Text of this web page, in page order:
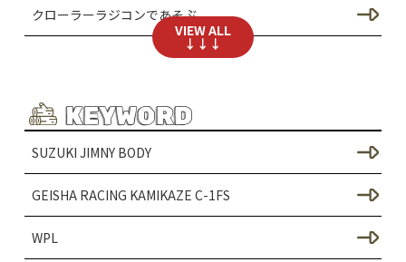
VIEW ALL
↓↓↓
クローラーラジコンであそぶ
KEYWORD
SUZUKI JIMNY BODY
GEISHA RACING KAMIKAZE C-1FS
WPL